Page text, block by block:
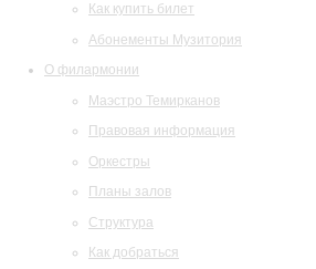
Как купить билет
Абонементы Музитория
О филармонии
Маэстро Темирканов
Правовая информация
Оркестры
Планы залов
Структура
Как добраться